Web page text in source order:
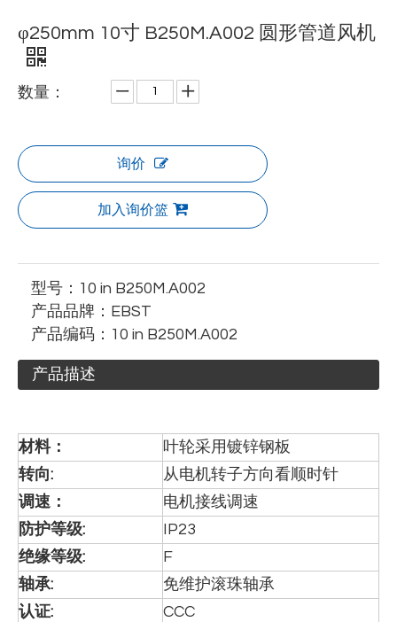
φ250mm 10寸 B250M.A002 圆形管道风机
数量：
询价
加入询价篮
型号： 10 in B250M.A002
产品品牌： EBST
产品编码： 10 in B250M.A002
产品描述
材料：
叶轮采用镀锌钢板
转向:
从电机转子方向看顺时针
调速：
电机接线调速
防护等级:
IP23
绝缘等级:
F
轴承:
免维护滚珠轴承
认证:
CCC